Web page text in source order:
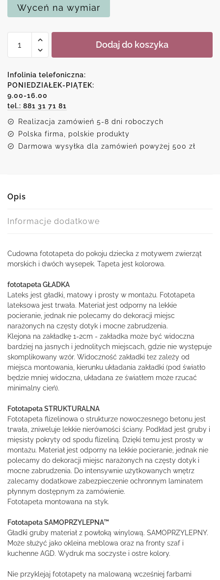
Wyceń na wymiar
Foto-
z
morzem
i
wysepkami
Dodaj do koszyka
Infolinia telefoniczna:
PONIEDZIAŁEK-PIĄTEK:
9.00-16.00
tel.: 881 31 71 81
Realizacja zamówień 5-8 dni roboczych
Polska firma, polskie produkty
Darmowa wysyłka dla zamówień powyżej 500 zł
Opis
Informacje dodatkowe
Cudowna fototapeta do pokoju dziecka z motywem zwierząt
morskich i dwóch wysepek. Tapeta jest kolorowa.
fototapeta GŁADKA
Lateks jest gładki, matowy i prosty w montażu. Fototapeta
lateksowa jest trwała. Materiał jest odporny na lekkie
pocieranie, jednak nie polecamy do dekoracji miejsc
narażonych na częsty dotyk i mocne zabrudzenia.
Klejona na zakładkę 1-2cm - zakładka może być widoczna
bardziej na jasnych i jednolitych miejscach, gdzie nie występuje
skomplikowany wzór. Widoczność zakładki tez zależy od
miejsca montowania, kierunku układania zakładki (pod światło
będzie mniej widoczna, układana ze światłem może rzucać
minimalny cień).
Fototapeta STRUKTURALNA
Fototapeta flizelinowa o strukturze nowoczesnego betonu jest
trwała, zniweluje lekkie nierówności ściany. Podkład jest gruby i
mięsisty pokryty od spodu flizeliną. Dzięki temu jest prosty w
montażu. Materiał jest odporny na lekkie pocieranie, jednak nie
polecamy do dekoracji miejsc narażonych na częsty dotyk i
mocne zabrudzenia. Do intensywnie użytkowanych wnętrz
zalecamy dodatkowe zabezpieczenie ochronnym laminatem
płynnym dostępnym za zamówienie.
Fototapeta montowana na styk.
Fototapeta SAMOPRZYLEPNA™
Gładki gruby materiał z powłoką winylową. SAMOPRZYLEPNY.
Może służyć jako okleina meblowa oraz na fronty szaf i
kuchenne AGD. Wydruk ma soczyste i ostre kolory.
Nie przyklejaj fototapety na malowaną wcześniej farbami